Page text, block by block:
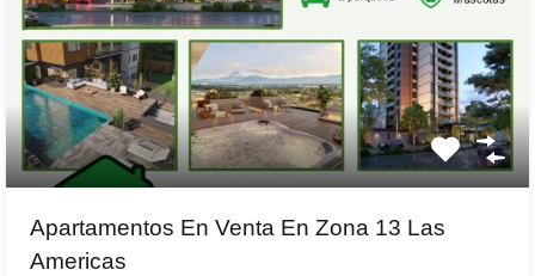
Apartamentos En Venta En Zona 13 Las
Americas